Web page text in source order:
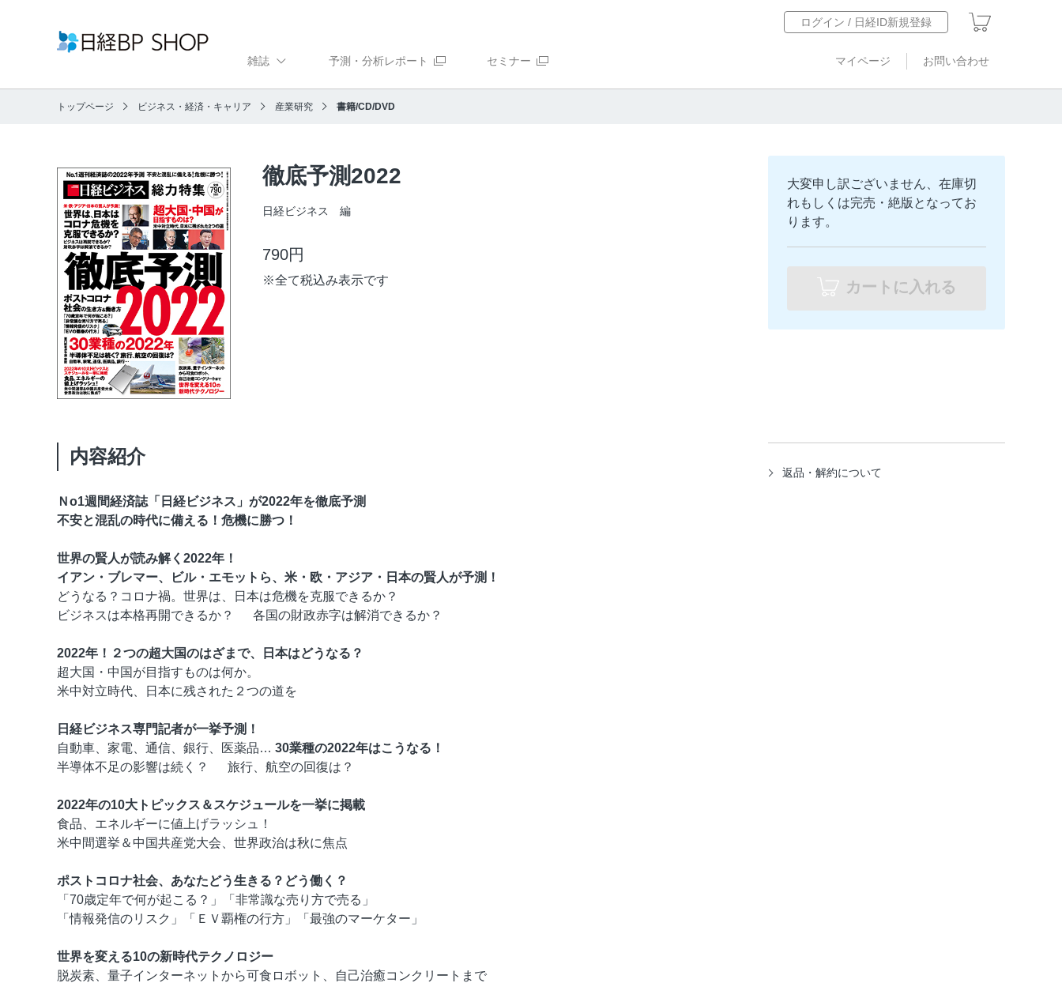
ログイン / 日経ID新規登録
雑誌 予測・分析レポート セミナー マイページ お問い合わせ
トップページ ビジネス・経済・キャリア 産業研究 書籍/CD/DVD
徹底予測2022
日経ビジネス 編
790円
※全て税込み表示です
大変申し訳ございません、在庫切
れもしくは完売・絶版となってお
ります。
カートに入れる
内容紹介
Ｎo1週間経済誌「日経ビジネス」が2022年を徹底予測
不安と混乱の時代に備える！危機に勝つ！
世界の賢人が読み解く2022年！
イアン・ブレマー、ビル・エモットら、米・欧・アジア・日本の賢人が予測！
どうなる？コロナ禍。世界は、日本は危機を克服できるか？
ビジネスは本格再開できるか？ 各国の財政赤字は解消できるか？
2022年！２つの超大国のはざまで、日本はどうなる？
超大国・中国が目指すものは何か。
米中対立時代、日本に残された２つの道を
日経ビジネス専門記者が一挙予測！
自動車、家電、通信、銀行、医薬品… 30業種の2022年はこうなる！
半導体不足の影響は続く？ 旅行、航空の回復は？
2022年の10大トピックス＆スケジュールを一挙に掲載
食品、エネルギーに値上げラッシュ！
米中間選挙＆中国共産党大会、世界政治は秋に焦点
ポストコロナ社会、あなたどう生きる？どう働く？
「70歳定年で何が起こる？」「非常識な売り方で売る」
「情報発信のリスク」「ＥＶ覇権の行方」「最強のマーケター」
世界を変える10の新時代テクノロジー
脱炭素、量子インターネットから可食ロボット、自己治癒コンクリートまで
返品・解約について